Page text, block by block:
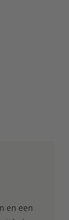
en een